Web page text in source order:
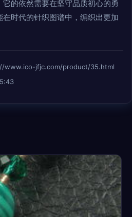
的依然需要在坚守品质初心的勇
时代的针织图谱中，编织出更加
www.ico-jfjc.com/product/35.html